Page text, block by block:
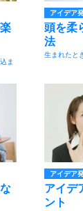
ま
アイデア
頭を柔
法
生まれたと
アイデア
アイデ
ント